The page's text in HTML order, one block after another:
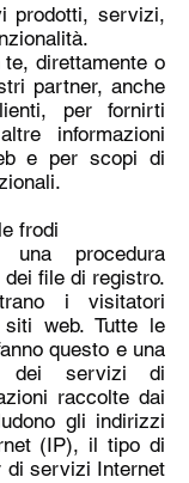
prodotti, servizi,
direttamente o
partner, anche
per fornirti
informazioni
e per scopi di
frodi
una procedura
file di registro.
i visitatori
web. Tutte le
questo e una
dei servizi di
raccolte dai
gli indirizzi
(IP), il tipo di
di servizi Internet